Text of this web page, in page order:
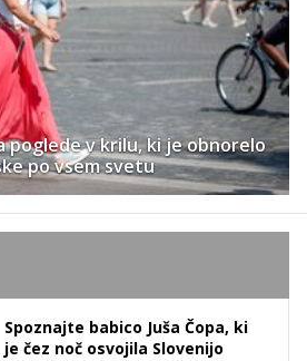
poglede v krilu, ki je obnorelo
po vsem svetu
Spoznajte babico Juša Čopa, ki
je čez noč osvojila Slovenijo